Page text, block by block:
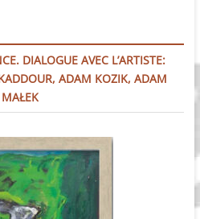
DIALOGUE AVEC L’ARTISTE:
ADAM KOZIK, ADAM
MAŁEK